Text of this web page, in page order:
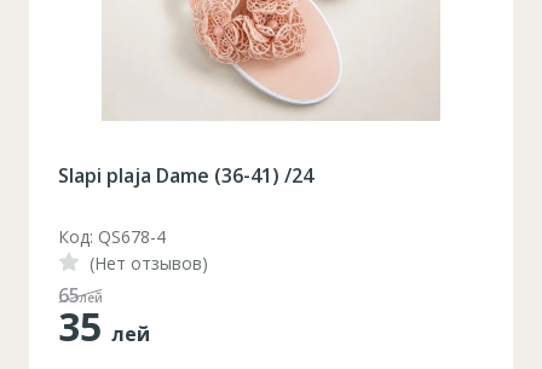
Slapi plaja Dame (36-41) /24
Код: QS678-4
(Нет отзывов)
65лей
35 лей